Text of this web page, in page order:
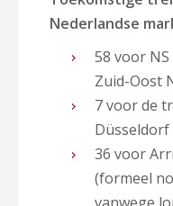
Nederlandse
58 voor
Zuid-Oost
7 voor de
Düsseldorf
36 voor
(formeel